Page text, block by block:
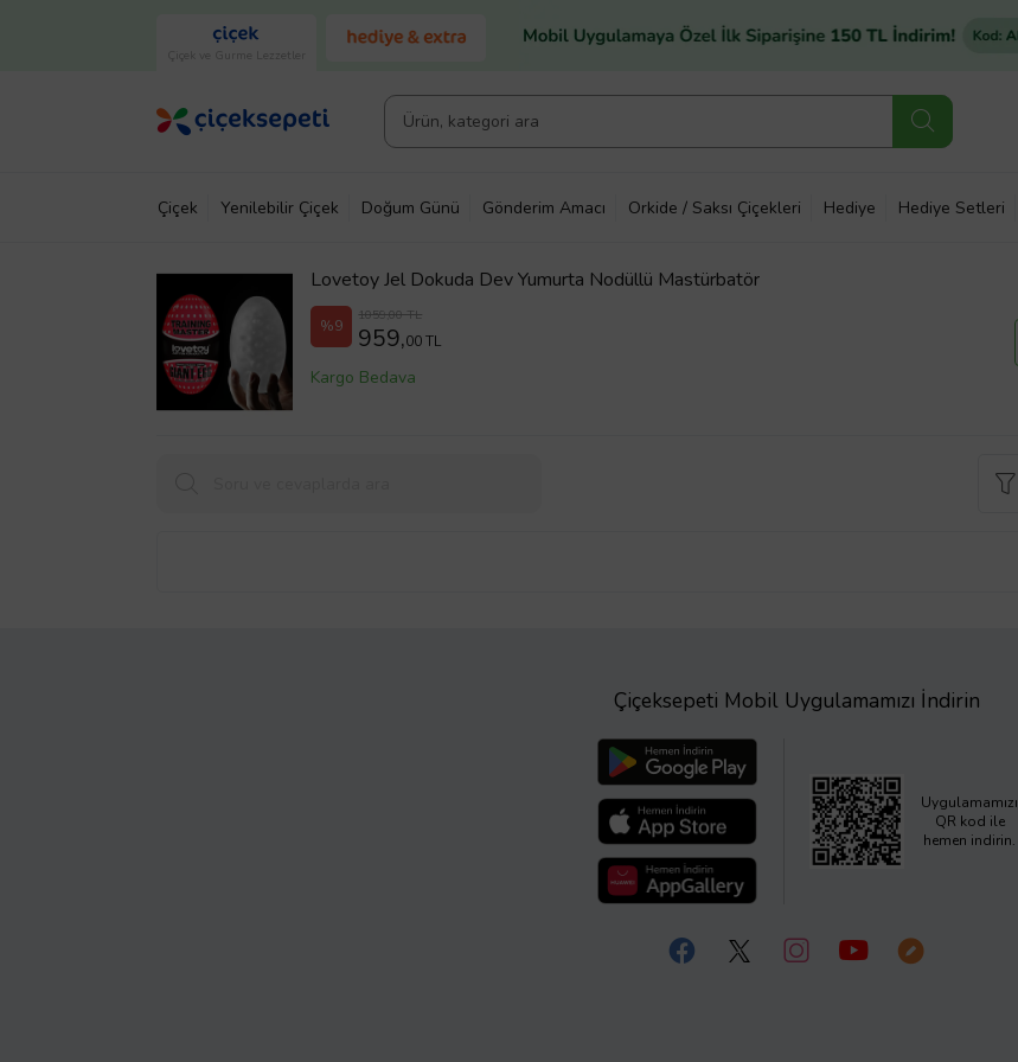
Çiçek ve Gurme Lezzetler
Çiçek Yenilebilir Çiçek Doğum Günü Gönderim Amacı Orkide / Saksı Çiçekleri Hediye Hediye Setleri
Lovetoy Jel Dokuda Dev Yumurta Nodüllü Mastürbatör
%9
1059,00 TL
959,00 TL
Kargo Bedava
Çiçeksepeti Mobil Uygulamamızı İndirin
Uygulamamızı
QR kod ile
hemen indirin.